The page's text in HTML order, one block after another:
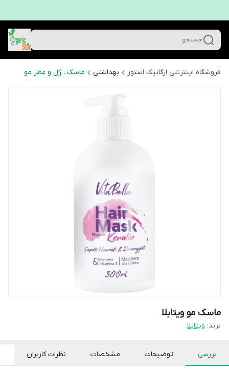
جستجو
فروشگاه اینترنتی ارگانیک استور بهداشتی ماسک ، ژل و عطر مو
ماسک مو ویتابلا
برند: ویتابلا
بررسی توضیحات مشخصات نظرات کاربران